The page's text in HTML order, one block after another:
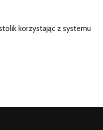
korzystając z systemu